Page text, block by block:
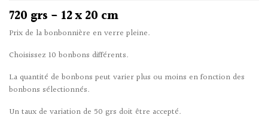
720 grs - 12 x 20 cm
Prix de la bonbonnière en verre pleine.
Choisissez 10 bonbons différents.
La quantité de bonbons peut varier plus ou moins en fonction des
bonbons sélectionnés.
Un taux de variation de 50 grs doit être accepté.